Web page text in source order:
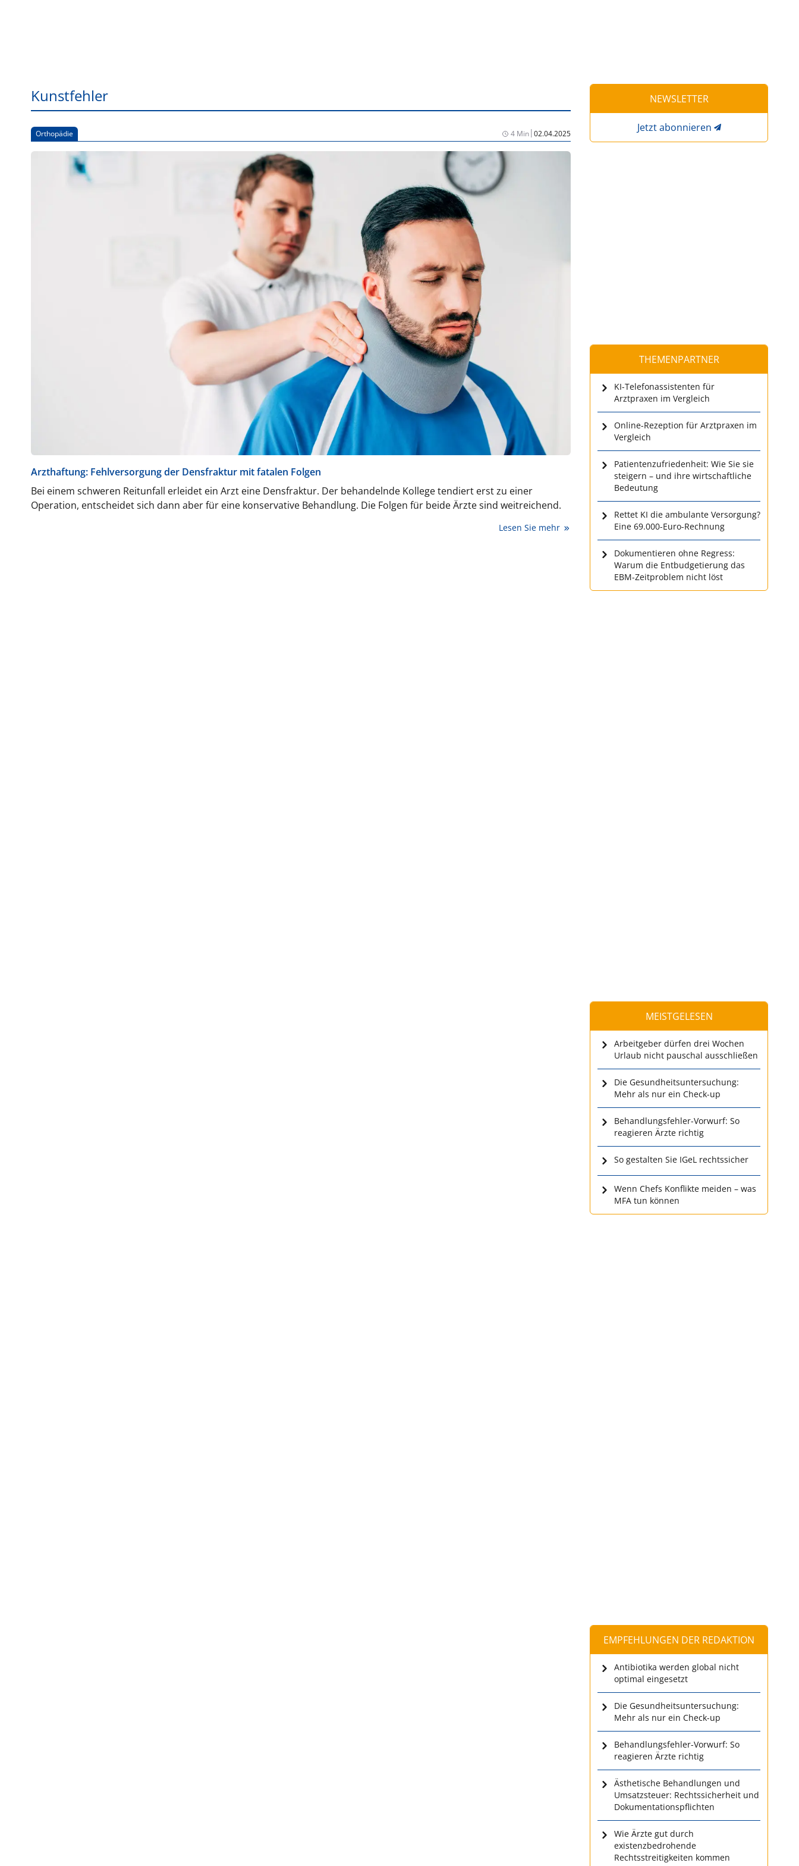
Kunstfehler
Orthopädie 4 Min|02.04.2025
Arzthaftung: Fehlversorgung der Densfraktur mit fatalen Folgen
Bei einem schweren Reitunfall erleidet ein Arzt eine Densfraktur. Der behandelnde Kollege tendiert erst zu einer
Operation, entscheidet sich dann aber für eine konservative Behandlung. Die Folgen für beide Ärzte sind weitreichend.
Lesen Sie mehr
NEWSLETTER
Jetzt abonnieren
THEMENPARTNER
KI-Telefonassistenten für
Arztpraxen im Vergleich
Online-Rezeption für Arztpraxen im
Vergleich
Patientenzufriedenheit: Wie Sie sie
steigern – und ihre wirtschaftliche
Bedeutung
Rettet KI die ambulante Versorgung?
Eine 69.000-Euro-Rechnung
Dokumentieren ohne Regress:
Warum die Entbudgetierung das
EBM-Zeitproblem nicht löst
MEISTGELESEN
Arbeitgeber dürfen drei Wochen
Urlaub nicht pauschal ausschließen
Die Gesundheitsuntersuchung:
Mehr als nur ein Check-up
Behandlungsfehler-Vorwurf: So
reagieren Ärzte richtig
So gestalten Sie IGeL rechtssicher
Wenn Chefs Konflikte meiden – was
MFA tun können
EMPFEHLUNGEN DER REDAKTION
Antibiotika werden global nicht
optimal eingesetzt
Die Gesundheitsuntersuchung:
Mehr als nur ein Check-up
Behandlungsfehler-Vorwurf: So
reagieren Ärzte richtig
Ästhetische Behandlungen und
Umsatzsteuer: Rechtssicherheit und
Dokumentationspflichten
Wie Ärzte gut durch
existenzbedrohende
Rechtsstreitigkeiten kommen